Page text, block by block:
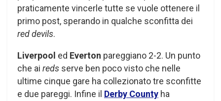
praticamente vincerle tutte se vuole ottenere il
primo post, sperando in qualche sconfitta dei
red devils.
Liverpool ed Everton pareggiano 2-2. Un punto
che ai reds serve ben poco visto che nelle
ultime cinque gare ha collezionato tre sconfitte
e due pareggi. Infine il Derby County ha